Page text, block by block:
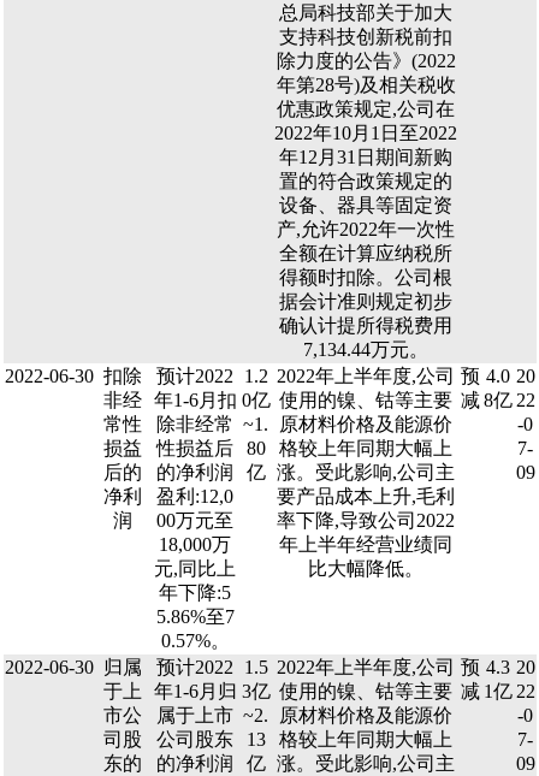
总局科技部关于加大
支持科技创新税前扣
除力度的公告》(2022
年第28号)及相关税收
优惠政策规定,公司在
2022年10月1日至2022
年12月31日期间新购
置的符合政策规定的
设备、器具等固定资
产,允许2022年一次性
全额在计算应纳税所
得额时扣除。公司根
据会计准则规定初步
确认计提所得税费用
7,134.44万元。
2022-06-30 扣除
非经
常性
损益
后的
净利
润
预计2022
年1-6月扣
除非经常
性损益后
的净利润
盈利:12,0
00万元至
18,000万
元,同比上
年下降:5
5.86%至7
0.57%。
1.2
0亿
~1.
80
亿
2022年上半年度,公司
使用的镍、钴等主要
原材料价格及能源价
格较上年同期大幅上
涨。受此影响,公司主
要产品成本上升,毛利
率下降,导致公司2022
年上半年经营业绩同
比大幅降低。
预
减
4.0
8亿
20
22
-0
7-
09
2022-06-30 归属
于上
市公
司股
东的
预计2022
年1-6月归
属于上市
公司股东
的净利润
1.5
3亿
~2.
13
亿
2022年上半年度,公司
使用的镍、钴等主要
原材料价格及能源价
格较上年同期大幅上
涨。受此影响,公司主
预
减
4.3
1亿
20
22
-0
7-
09